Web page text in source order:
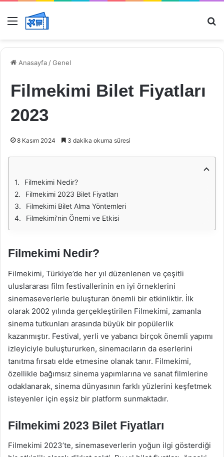
Menü
Anasayfa /Genel
Filmekimi Bilet Fiyatları
2023
8 Kasım 2024 3 dakika okuma süresi
Filmekimi Nedir?
Filmekimi 2023 Bilet Fiyatları
Filmekimi Bilet Alma Yöntemleri
Filmekimi'nin Önemi ve Etkisi
Filmekimi Nedir?
Filmekimi, Türkiye’de her yıl düzenlenen ve çeşitli
uluslararası film festivallerinin en iyi örneklerini
sinemaseverlerle buluşturan önemli bir etkinliktir. İlk
olarak 2002 yılında gerçekleştirilen Filmekimi, zamanla
sinema tutkunları arasında büyük bir popülerlik
kazanmıştır. Festival, yerli ve yabancı birçok önemli yapımı
izleyiciyle buluştururken, sinemacıların da eserlerini
tanıtma fırsatı elde etmesine olanak tanır. Filmekimi,
özellikle bağımsız sinema yapımlarına ve sanat filmlerine
odaklanarak, sinema dünyasının farklı yüzlerini keşfetmek
isteyenler için eşsiz bir platform sunmaktadır.
Filmekimi 2023 Bilet Fiyatları
Filmekimi 2023’te, sinemaseverlerin yoğun ilgi gösterdiği